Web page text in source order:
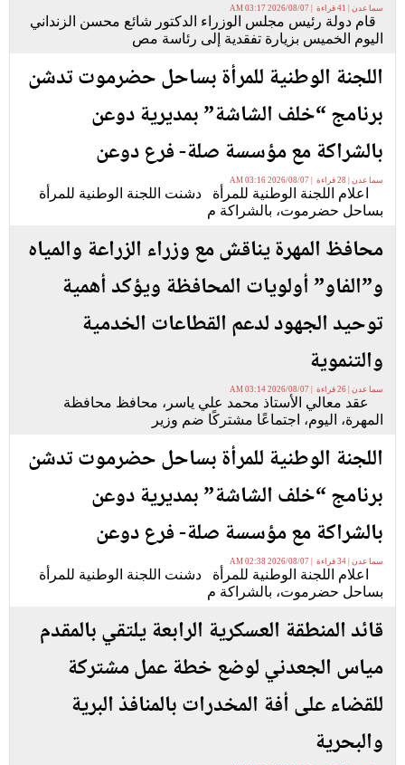
سما عدن | 41 قراءة | 2026/08/07 03:17 AM
قام دولة رئيس مجلس الوزراء الدكتور شائع محسن الزنداني
اليوم الخميس بزيارة تفقدية إلى رئاسة مص
اللجنة الوطنية للمرأة بساحل حضرموت تدشن
برنامج “خلف الشاشة” بمديرية دوعن
بالشراكة مع مؤسسة صلة- فرع دوعن
سما عدن | 28 قراءة | 2026/08/07 03:16 AM
اعلام اللجنة الوطنية للمرأة دشنت اللجنة الوطنية للمرأة
بساحل حضرموت، بالشراكة م
محافظ المهرة يناقش مع وزراء الزراعة والمياه
و”الفاو” أولويات المحافظة ويؤكد أهمية
توحيد الجهود لدعم القطاعات الخدمية
والتنموية
سما عدن | 26 قراءة | 2026/08/07 03:14 AM
عقد معالي الأستاذ محمد علي ياسر، محافظ محافظة
المهرة، اليوم، اجتماعًا مشتركًا ضم وزير
اللجنة الوطنية للمرأة بساحل حضرموت تدشن
برنامج “خلف الشاشة” بمديرية دوعن
بالشراكة مع مؤسسة صلة- فرع دوعن
سما عدن | 34 قراءة | 2026/08/07 02:38 AM
اعلام اللجنة الوطنية للمرأة دشنت اللجنة الوطنية للمرأة
بساحل حضرموت، بالشراكة م
قائد المنطقة العسكرية الرابعة يلتقي بالمقدم
مياس الجعدني لوضع خطة عمل مشتركة
للقضاء على أفة المخدرات بالمنافذ البرية
والبحرية